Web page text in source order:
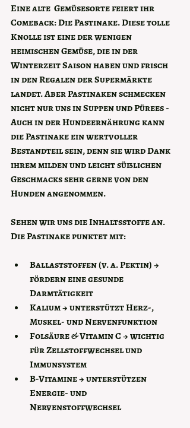
Eine alte  Gemüsesorte feiert ihr
Comeback: Die Pastinake. Diese tolle
Knolle ist eine der wenigen
heimischen Gemüse, die in der
Winterzeit Saison haben und frisch
in den Regalen der Supermärkte
landet. Aber Pastinaken schmecken
nicht nur uns in Suppen und Pürees -
Auch in der Hundeernährung kann
die Pastinake ein wertvoller
Bestandteil sein, denn sie wird Dank
ihrem milden und leicht süßlichen
Geschmacks sehr gerne von den
Hunden angenommen.
Sehen wir uns die Inhaltsstoffe an.
Die Pastinake punktet mit:
Ballaststoffen (v. a. Pektin) →
fördern eine gesunde
Darmtätigkeit
Kalium → unterstützt Herz-,
Muskel- und Nervenfunktion
Folsäure & Vitamin C → wichtig
für Zellstoffwechsel und
Immunsystem
B-Vitamine → unterstützen
Energie- und
Nervenstoffwechsel